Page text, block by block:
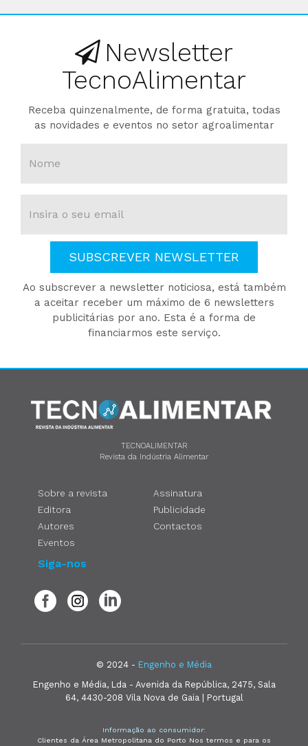
Newsletter
TecnoAlimentar
Receba quinzenalmente, de forma gratuita, todas
as novidades e eventos no setor agroalimentar
SUBSCREVER NEWSLETTER
Ao subscrever a newsletter noticiosa, está também
a aceitar receber um máximo de 6 newsletters
publicitárias por ano. Esta é a forma de
financiarmos este serviço.
TECNOALIMENTAR
Revista da Indústria Alimentar
Sobre a revista
Editora
Autores
Eventos
Assinatura
Publicidade
Contactos
Siga-nos
© 2024 - Engenho e Média
Engenho e Média, Lda - Avenida da República, 2475, Sala
64, 4430-208 Vila Nova de Gaia | Portugal
Informação ao consumidor:
Clientes da Área Metropolitana do Porto Nos termos e para os